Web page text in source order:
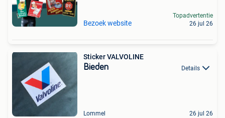
Bezoek website
Topadvertentie
26 jul 26
Sticker VALVOLINE
Bieden Details
Lommel 26 jul 26